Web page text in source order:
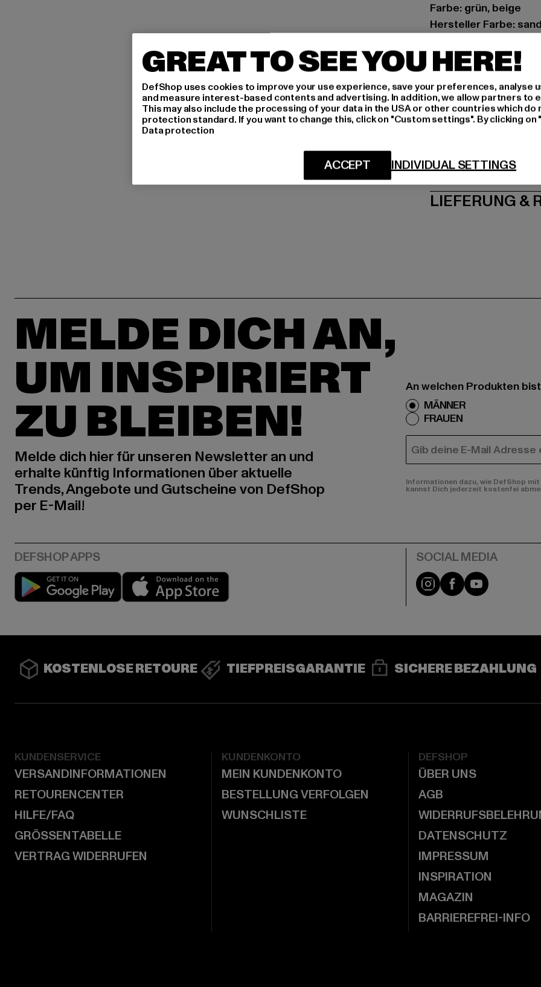
Farbe: grün, beige
Hersteller Farbe:
Art.Nr: ECKOSH1039-
Hersteller: TB
Dr.-Robert-Murjahn-
LIEFERUNG &
MELDE DICH AN,
UM INSPIRIERT
ZU BLEIBEN!
Melde dich hier für unseren Newsletter an und
erhalte künftig Informationen über aktuelle
Trends, Angebote und Gutscheine von DefShop
per E-Mail!
An welchen Produkten
MÄNNER
FRAUEN
E-MAIL
Informationen dazu, wie DefShop
kannst Dich jederzeit kostenfei
Play market Instagram
FacebookYouTube
KOSTENLOSE RETOURE TIEFPREISGARANTIE SICHERE BEZAHLUNG
KUNDENSERVICE
VERSANDINFORMATIONEN
RETOURENCENTER
HILFE/FAQ
GRÖSSENTABELLE
VERTRAG WIDERRUFEN
KUNDENKONTO
MEIN KUNDENKONTO
BESTELLUNG VERFOLGEN
WUNSCHLISTE
DEFSHOP
ÜBER UNS
AGB
DATENSCHUTZ
IMPRESSUM
INSPIRATION
MAGAZIN
BARRIEREFREI-INFO
GREAT TO SEE YOU HERE!
DefShop uses cookies to improve your use experience, save your preferences, analyse
and measure interest-based contents and advertising. In addition, we allow partners to
This may also include the processing of your data in the USA or other countries which do
protection standard. If you want to change this, click on "Custom settings". By clicking
Data protection
INDIVIDUAL SETTINGS
ACCEPT